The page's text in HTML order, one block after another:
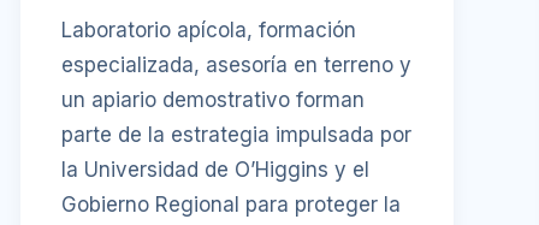
Laboratorio apícola, formación
especializada, asesoría en terreno y
un apiario demostrativo forman
parte de la estrategia impulsada por
la Universidad de O’Higgins y el
Gobierno Regional para proteger la